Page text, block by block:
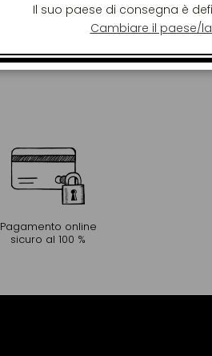
Pagamento online
sicuro al 100 %
Il suo paese di consegna è
Cambiare il paese/